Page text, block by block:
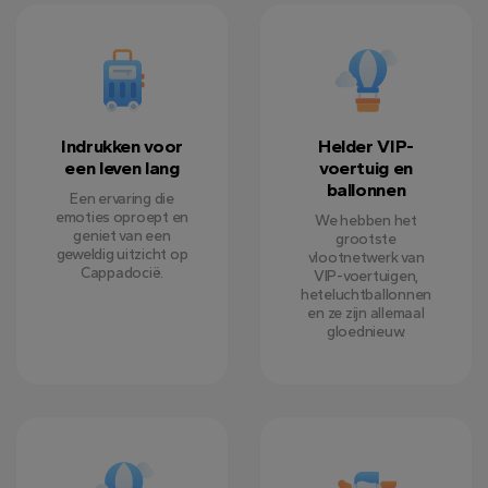
Indrukken voor
een leven lang
Een ervaring die
emoties oproept en
geniet van een
geweldig uitzicht op
Cappadocië.
Helder VIP-
voertuig en
ballonnen
We hebben het
grootste
vlootnetwerk van
VIP-voertuigen,
heteluchtballonnen
en ze zijn allemaal
gloednieuw.